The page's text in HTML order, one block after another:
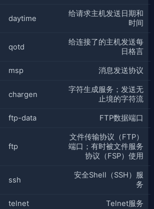
daytime
给请求主机发送日期和
时间
qotd
给连接了的主机发送每
日格言
msp 消息发送协议
chargen
字符生成服务；发送无
止境的字符流
ftp-data FTP数据端口
ftp
文件传输协议（FTP）
端口；有时被文件服务
协议（FSP）使用
ssh
安全Shell（SSH）服
务
telnet Telnet服务